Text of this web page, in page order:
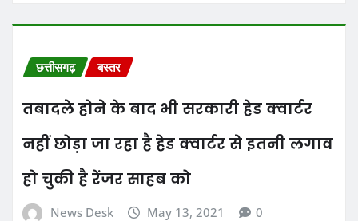
छत्तीसगढ़ बस्तर
तबादले होने के बाद भी सरकारी हेड क्वार्टर
नहीं छोड़ा जा रहा है हेड क्वार्टर से इतनी लगाव
हो चुकी है रेंजर साहब को
News Desk May 13, 2021 0